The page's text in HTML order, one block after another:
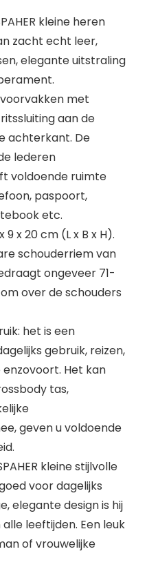
kleine heren
zacht echt leer,
elegante uitstraling
met
aan de
achterkant. De
lederen
voldoende ruimte
paspoort,
etc.
x 20 cm (L x B x H).
schouderriem van
ongeveer 71-
over de schouders
het is een
gebruik, reizen,
Het kan
tas,
geven u voldoende
kleine stijlvolle
voor dagelijks
elegante design is hij
leeftijden. Een leuk
of vrouwelijke